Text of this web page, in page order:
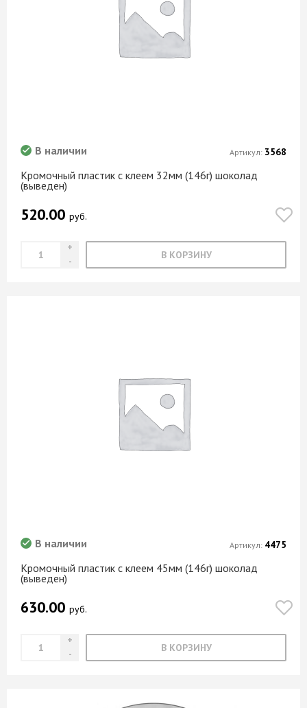
Кромочный пластик с клеем 32мм (146г) шоколад
(выведен)
В наличии
520.00 руб.
В КОРЗИНУ
Артикул: 3568
Кромочный пластик с клеем 45мм (146г) шоколад
(выведен)
В наличии
630.00 руб.
В КОРЗИНУ
Артикул: 4475